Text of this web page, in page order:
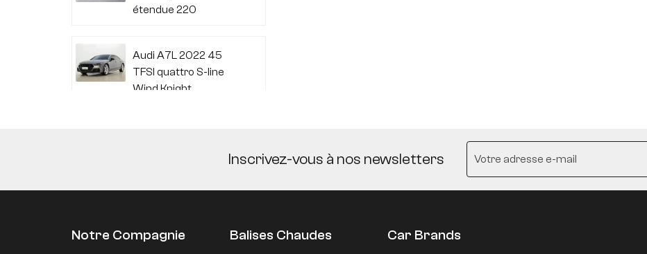
étendue 220
Audi A7L 2022 45
TFSI quattro S-line
Wind Knight
Inscrivez-vous à nos newsletters
Notre Compagnie Balises Chaudes Car Brands